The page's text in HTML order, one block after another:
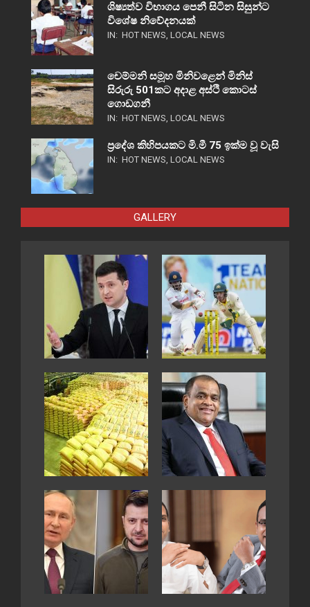
ශිෂ්‍යත්ව විභාගය පෙනී සිටින සිසුන්ට
විශේෂ නිවේදනයක්
IN: HOT NEWS, LOCAL NEWS
චෙම්මනි සමූහ මිනිවළෙන් මිනිස්
සිරුරු 501කට අදාළ අස්ථි කොටස්
ගොඩගනී
IN: HOT NEWS, LOCAL NEWS
ප්‍රදේශ කිහිපයකට මි.මී 75 ඉක්ම වූ වැසි
IN: HOT NEWS, LOCAL NEWS
GALLERY